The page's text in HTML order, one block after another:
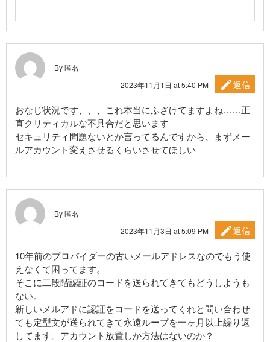
By 匿名
2023年11月1日 at 5:40 PM
返信
おなじ状況です、、、これ本当にふざけてますよね……正
直クリティカルな不具合だと思います
セキュリティ問題ないとか言ってるんですから、まずメー
ルアカウント変えさせるくらいさせてほしい
By 匿名
2023年11月3日 at 5:09 PM
返信
10年前のプロバイダーの古いメールアドレスなのでもう使
えなくて困ってます。
そこに二段階認証のコードを送られてきてもどうしようも
ない。
新しいメルアドに認証をコードを送ってくれと問い合わせ
ても定型文が送られてきて永遠ループを一ヶ月以上繰り返
してます。アカウント放置しか方法はないのか？